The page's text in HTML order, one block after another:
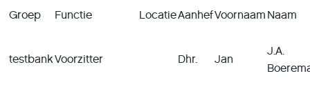
Groep Functie LocatieAanhefVoornaam Naam
testbankVoorzitter Dhr. Jan
J.A.